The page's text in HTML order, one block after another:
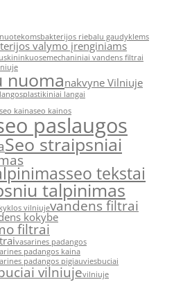
bakterijos riebalu gaudyklems
valymo įrenginiams
mechaniniai vandens filtrai
nuomanakvyne Vilniuje
plastikiniai langai
seo kainaseo kainos
paslaugos
Seo straipsniai
seo tekstai
talpinimas
vilniujevandens filtrai
kokybe
filtrai
vasarines padangos
padangos kaina
padangos pigiauviesbuciai
vilniujevilniuje